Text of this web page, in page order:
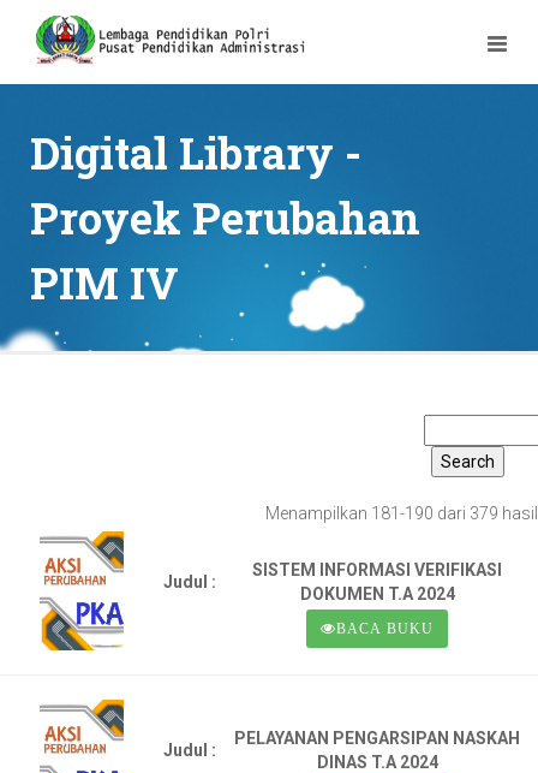
Digital Library -
Proyek Perubahan
PIM IV
Menampilkan 181-190 dari 379 hasil
Judul :
SISTEM INFORMASI VERIFIKASI
DOKUMEN T.A 2024
BACA BUKU
Judul :
PELAYANAN PENGARSIPAN NASKAH
DINAS T.A 2024